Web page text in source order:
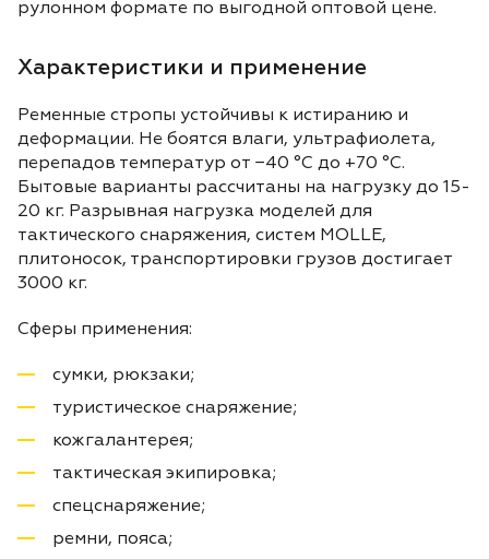
рулонном формате по выгодной оптовой цене.
Характеристики и применение
Ременные стропы устойчивы к истиранию и
деформации. Не боятся влаги, ультрафиолета,
перепадов температур от −40 °C до +70 °C.
Бытовые варианты рассчитаны на нагрузку до 15-
20 кг. Разрывная нагрузка моделей для
тактического снаряжения, систем MOLLE,
плитоносок, транспортировки грузов достигает
3000 кг.
Сферы применения:
сумки, рюкзаки;
туристическое снаряжение;
кожгалантерея;
тактическая экипировка;
спецснаряжение;
ремни, пояса;